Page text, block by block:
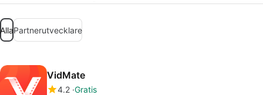
AllaPartnerutvecklare
VidMate
4.2 Gratis